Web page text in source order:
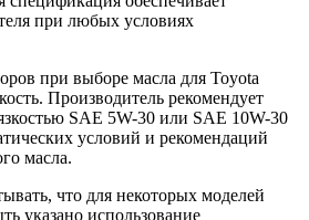
при любых условиях
при выборе масла для Toyota
Производитель рекомендует
SAE 5W-30 или SAE 10W-30
условий и рекомендаций
масла.
что для некоторых моделей
указано использование